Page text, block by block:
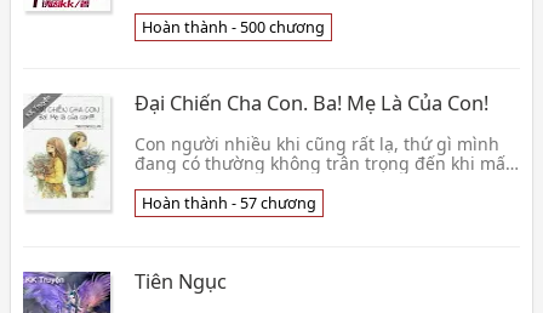
mặt áp lực👦 Dụ Nhân KK
Hoàn thành - 500 chương
Đại Chiến Cha Con. Ba! Mẹ Là Của Con!
Con người nhiều khi cũng rất lạ, thứ gì mình
đang có thường không trân trọng đến khi mất
dùng c👦 An Hoàng
Hoàn thành - 57 chương
Tiên Ngục